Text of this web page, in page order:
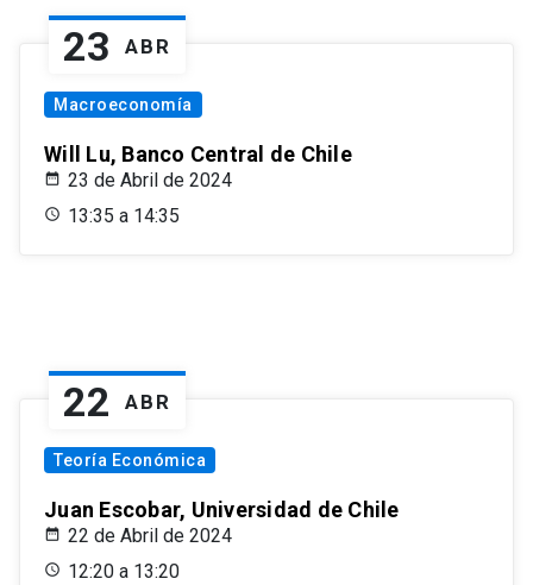
23 ABR
Macroeconomía
Will Lu, Banco Central de Chile
23 de Abril de 2024
13:35 a 14:35
22 ABR
Teoría Económica
Juan Escobar, Universidad de Chile
22 de Abril de 2024
12:20 a 13:20